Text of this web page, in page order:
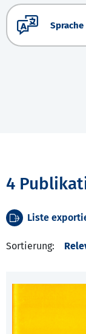
Sprache
4
Liste
Sortierung: